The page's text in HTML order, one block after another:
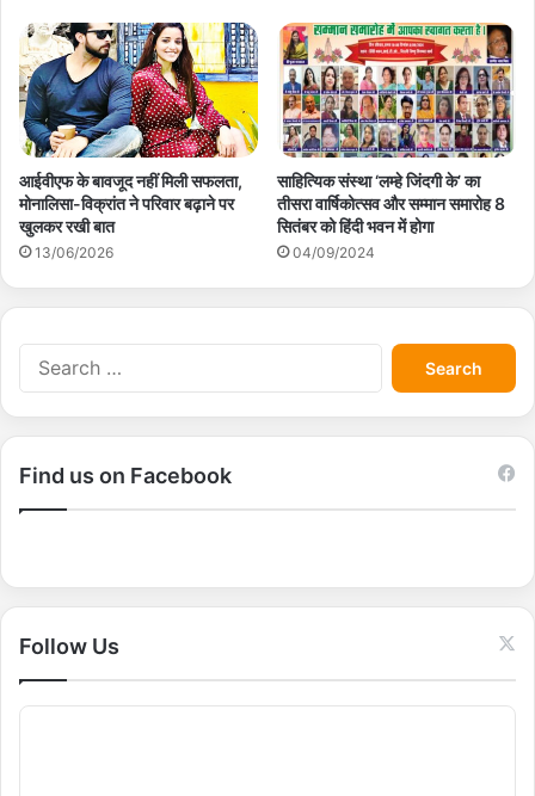
आईवीएफ के बावजूद नहीं मिली सफलता,
मोनालिसा-विक्रांत ने परिवार बढ़ाने पर
खुलकर रखी बात
13/06/2026
साहित्यिक संस्था ‘लम्हे जिंदगी के’ का
तीसरा वार्षिकोत्सव और सम्मान समारोह 8
सितंबर को हिंदी भवन में होगा
04/09/2024
S
e
a
r
r
:
Find us on Facebook
Follow Us